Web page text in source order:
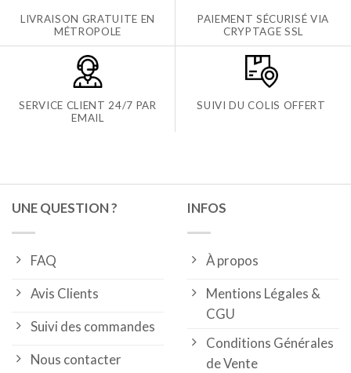
LIVRAISON GRATUITE EN
MÉTROPOLE
PAIEMENT SÉCURISÉ VIA
CRYPTAGE SSL
SERVICE CLIENT 24/7 PAR
EMAIL
SUIVI DU COLIS OFFERT
UNE QUESTION ?
FAQ
Avis Clients
Suivi des commandes
Nous contacter
INFOS
À propos
Mentions Légales &
CGU
Conditions Générales
de Vente